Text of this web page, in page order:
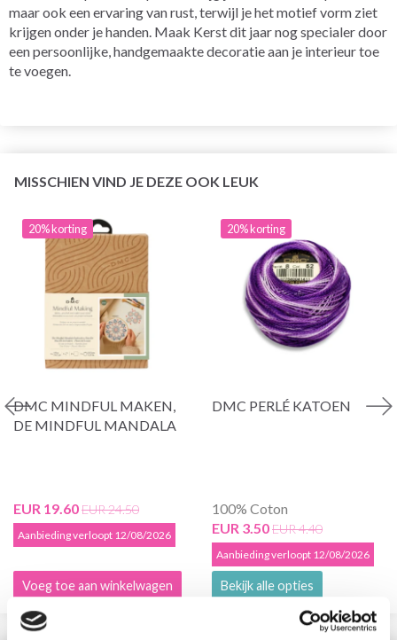
maar ook een ervaring van rust, terwijl je het motief vorm ziet
krijgen onder je handen. Maak Kerst dit jaar nog specialer door
een persoonlijke, handgemaakte decoratie aan je interieur toe
te voegen.
MISSCHIEN VIND JE DEZE OOK LEUK
20% korting
DMC MINDFUL MAKEN,
DE MINDFUL MANDALA
EUR 19.60EUR 24.50
Aanbieding verloopt 12/08/2026
Voeg toe aan winkelwagen
20% korting
DMC PERLÉ KATOEN
100% Coton
EUR 3.50EUR 4.40
Aanbieding verloopt 12/08/2026
Bekijk alle opties